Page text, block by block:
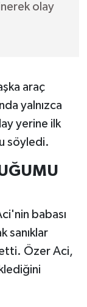
olay
araç
yalnızca
yerine ilk
söyledi.
babası
sanıklar
Özer Aci,